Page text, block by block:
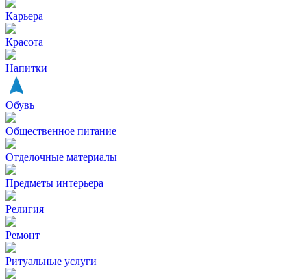
Карьера
Красота
Напитки
Обувь
Общественное питание
Отделочные материалы
Предметы интерьера
Религия
Ремонт
Ритуальные услуги